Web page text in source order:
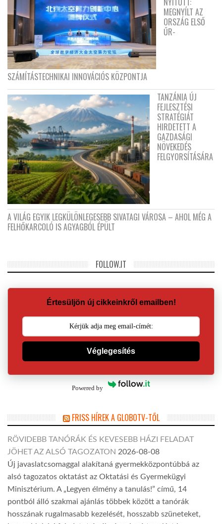
MEGNYÍLT AZ
ORSZÁG ELSŐ
ŰR-
SZÁMÍTÁSTECHNIKAI INNOVÁCIÓS KÖZPONTJA
TANZÁNIA ÚJ
FEJLESZTÉSI
STRATÉGIÁT
HIRDETETT A
GAZDASÁGI
NÖVEKEDÉS
FELGYORSÍTÁSÁRA
A VILÁG EGYIK LEGKÜLÖNLEGESEBB SIVATAGI VÁROSA – AHOL MÉG A
FELHŐKARCOLÓ IS AGYAGBÓL ÉPÜLT
FOLLOW.IT
Értesüljön új cikkeinkről emailben!
Véglegesítés
Powered by
FRISS HÍREK A GLOBOTV-TŐL
RÖVIDEBB TANÓRÁK ÉS KEVESEBB HÁZI FELADAT
JÖHET AZ ALSÓ TAGOZATON 2026-08-08
Új javaslatcsomaggal alakítaná gyermekközpontúbbá az
alsó tagozatos oktatást az Oktatási és Gyermekügyi
Minisztérium. A „Legyen élmény a tanulás!” című, 14
pontból álló szakmai ajánlás többek között a tanórák
hosszának rugalmasabb kezelését, hosszabb szüneteket,